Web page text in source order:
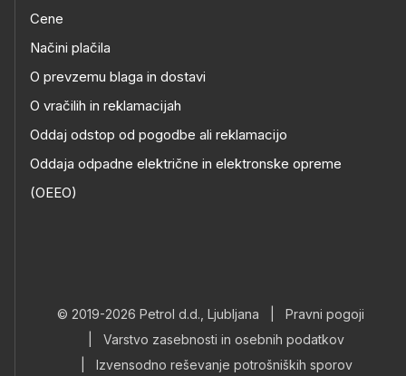
Cene
Načini plačila
O prevzemu blaga in dostavi
O vračilih in reklamacijah
Oddaj odstop od pogodbe ali reklamacijo
Oddaja odpadne električne in elektronske opreme
(OEEO)
© 2019-2026 Petrol d.d., Ljubljana
Pravni pogoji
Varstvo zasebnosti in osebnih podatkov
Izvensodno reševanje potrošniških sporov